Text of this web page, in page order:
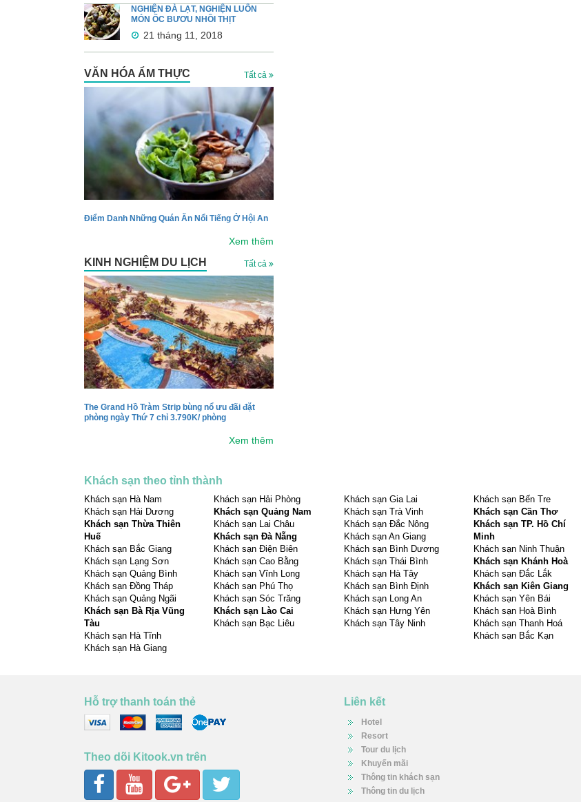
NGHIỆN ĐÀ LẠT, NGHIỆN LUÔN
MÓN ỐC BƯƠU NHỒI THỊT
21 tháng 11, 2018
VĂN HÓA ẨM THỰC Tất cả
Điểm Danh Những Quán Ăn Nổi Tiếng Ở Hội An
Xem thêm
KINH NGHIỆM DU LỊCH Tất cả
The Grand Hồ Tràm Strip bùng nổ ưu đãi đặt
phòng ngày Thứ 7 chỉ 3.790K/ phòng
Xem thêm
Khách sạn theo tỉnh thành
Khách sạn Hà Nam
Khách sạn Hải Dương
Khách sạn Thừa Thiên
Huế
Khách sạn Bắc Giang
Khách sạn Lạng Sơn
Khách sạn Quảng Bình
Khách sạn Đồng Tháp
Khách sạn Quảng Ngãi
Khách sạn Bà Rịa Vũng
Tàu
Khách sạn Hà Tĩnh
Khách sạn Hà Giang
Khách sạn Hải Phòng
Khách sạn Quảng Nam
Khách sạn Lai Châu
Khách sạn Đà Nẵng
Khách sạn Điện Biên
Khách sạn Cao Bằng
Khách sạn Vĩnh Long
Khách sạn Phú Thọ
Khách sạn Sóc Trăng
Khách sạn Lào Cai
Khách sạn Bạc Liêu
Khách sạn Gia Lai
Khách sạn Trà Vinh
Khách sạn Đắc Nông
Khách sạn An Giang
Khách sạn Bình Dương
Khách sạn Thái Bình
Khách sạn Hà Tây
Khách sạn Bình Định
Khách sạn Long An
Khách sạn Hưng Yên
Khách sạn Tây Ninh
Khách sạn Bến Tre
Khách sạn Cần Thơ
Khách sạn TP. Hồ Chí
Minh
Khách sạn Ninh Thuận
Khách sạn Khánh Hoà
Khách sạn Đắc Lắk
Khách sạn Kiên Giang
Khách sạn Yên Bái
Khách sạn Hoà Bình
Khách sạn Thanh Hoá
Khách sạn Bắc Kạn
Hỗ trợ thanh toán thẻ
Theo dõi Kitook.vn trên
Liên kết
Hotel
Resort
Tour du lịch
Khuyến mãi
Thông tin khách sạn
Thông tin du lịch